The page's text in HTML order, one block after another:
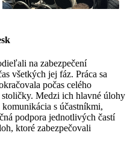
na zabezpečení
všetkých jej fáz. Práca sa
počas celého
stoličky. Medzi ich hlavné úlohy
s účastníkmi,
podpora jednotlivých častí
ktoré zabezpečovali